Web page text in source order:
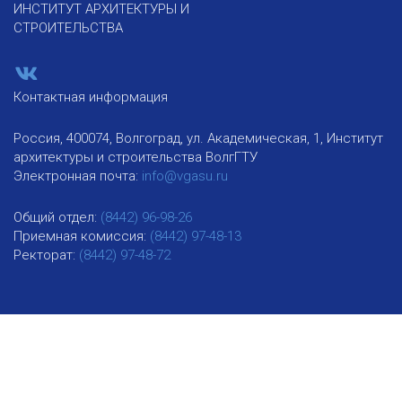
ИНСТИТУТ АРХИТЕКТУРЫ И
СТРОИТЕЛЬСТВА
Контактная информация
Россия, 400074, Волгоград, ул. Академическая, 1, Институт
архитектуры и строительства ВолгГТУ
Электронная почта: info@vgasu.ru
Общий отдел: (8442) 96-98-26
Приемная комиссия: (8442) 97-48-13
Ректорат: (8442) 97-48-72